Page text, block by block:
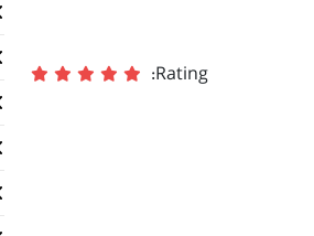
Rating: